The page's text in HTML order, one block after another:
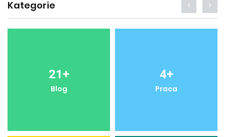
Kategorie
21+
Blog
4+
Praca